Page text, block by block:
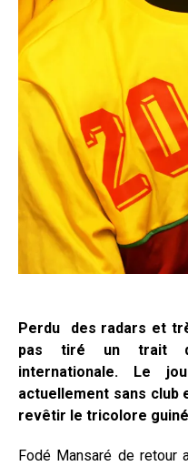
Perdu des radars et
pas tiré un trait
internationale. Le
actuellement sans club
revêtir le tricolore
Fodé Mansaré de retour